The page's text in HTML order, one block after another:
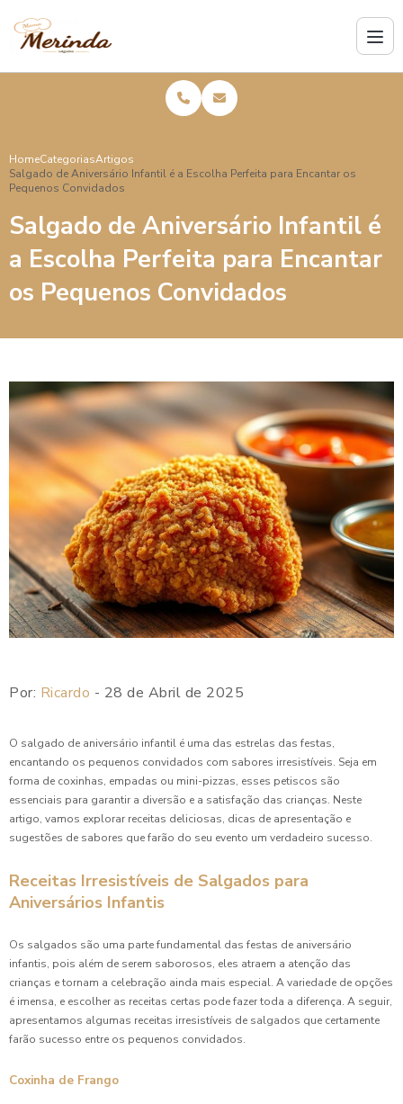
HomeCategoriasArtigos
Salgado de Aniversário Infantil é a Escolha Perfeita para Encantar os
Pequenos Convidados
Salgado de Aniversário Infantil é
a Escolha Perfeita para Encantar
os Pequenos Convidados
Por: Ricardo - 28 de Abril de 2025
O salgado de aniversário infantil é uma das estrelas das festas,
encantando os pequenos convidados com sabores irresistíveis. Seja em
forma de coxinhas, empadas ou mini-pizzas, esses petiscos são
essenciais para garantir a diversão e a satisfação das crianças. Neste
artigo, vamos explorar receitas deliciosas, dicas de apresentação e
sugestões de sabores que farão do seu evento um verdadeiro sucesso.
Receitas Irresistíveis de Salgados para
Aniversários Infantis
Os salgados são uma parte fundamental das festas de aniversário
infantis, pois além de serem saborosos, eles atraem a atenção das
crianças e tornam a celebração ainda mais especial. A variedade de opções
é imensa, e escolher as receitas certas pode fazer toda a diferença. A seguir,
apresentamos algumas receitas irresistíveis de salgados que certamente
farão sucesso entre os pequenos convidados.
Coxinha de Frango